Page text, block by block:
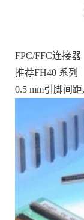
FPC/FFC连接器
推荐FH40 系列
0.5 mm引脚间